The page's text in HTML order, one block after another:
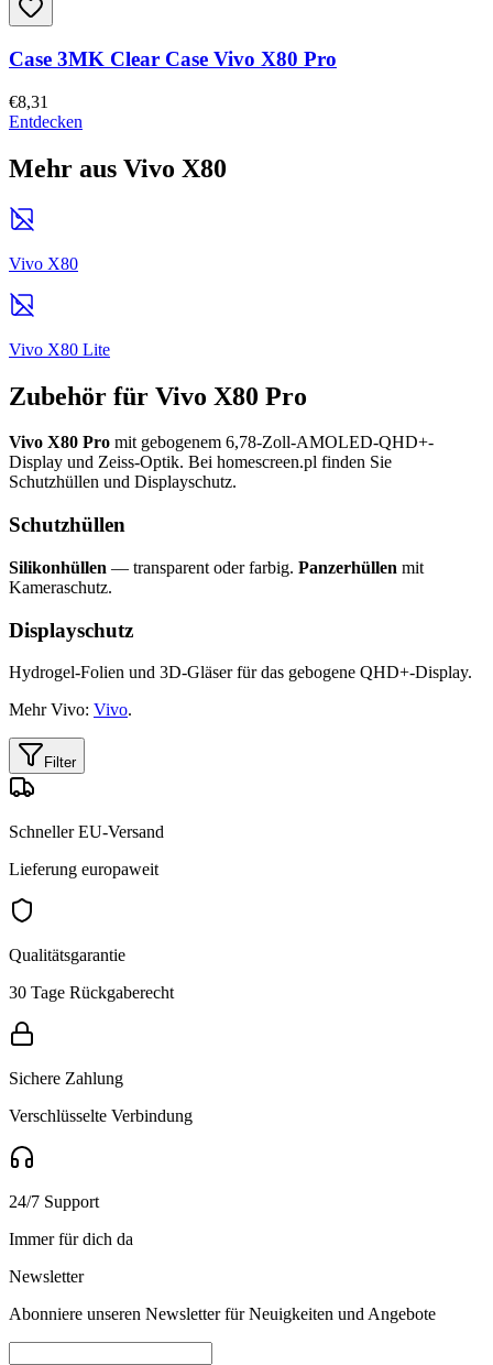
Case 3MK Clear Case Vivo X80 Pro
€8,31
Entdecken
Mehr aus Vivo X80
Vivo X80
Vivo X80 Lite
Zubehör für Vivo X80 Pro
Vivo X80 Pro mit gebogenem 6,78-Zoll-AMOLED-QHD+-
Display und Zeiss-Optik. Bei homescreen.pl finden Sie
Schutzhüllen und Displayschutz.
Schutzhüllen
Silikonhüllen — transparent oder farbig. Panzerhüllen mit
Kameraschutz.
Displayschutz
Hydrogel-Folien und 3D-Gläser für das gebogene QHD+-Display.
Mehr Vivo: Vivo.
Filter
Schneller EU-Versand
Lieferung europaweit
Qualitätsgarantie
30 Tage Rückgaberecht
Sichere Zahlung
Verschlüsselte Verbindung
24/7 Support
Immer für dich da
Newsletter
Abonniere unseren Newsletter für Neuigkeiten und Angebote